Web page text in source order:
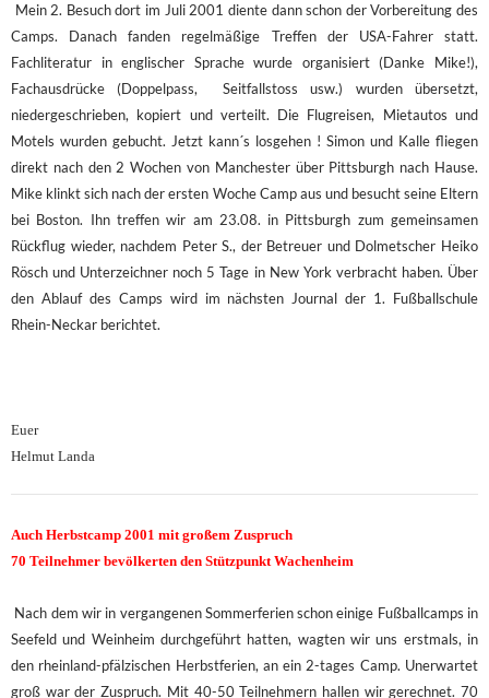
Mein 2. Besuch dort im Juli 2001 diente dann schon der Vorbereitung des
Camps. Danach fanden regelmäßige Treffen der USA-Fahrer statt.
Fachliteratur in englischer Sprache wurde organisiert (Danke Mike!),
Fachausdrücke (Doppelpass, Seitfallstoss usw.) wurden übersetzt,
niedergeschrieben, kopiert und verteilt. Die Flugreisen, Mietautos und
Motels wurden gebucht. Jetzt kann´s losgehen ! Simon und Kalle fliegen
direkt nach den 2 Wochen von Manchester über Pittsburgh nach Hause.
Mike klinkt sich nach der ersten Woche Camp aus und besucht seine Eltern
bei Boston. Ihn treffen wir am 23.08. in Pittsburgh zum gemeinsamen
Rückflug wieder, nachdem Peter S., der Betreuer und Dolmetscher Heiko
Rösch und Unterzeichner noch 5 Tage in New York verbracht haben. Über
den Ablauf des Camps wird im nächsten Journal der 1. Fußballschule
Rhein-Neckar berichtet.
Euer
Helmut Landa
Auch Herbstcamp 2001 mit großem Zuspruch
70 Teilnehmer bevölkerten den Stützpunkt Wachenheim
Nach dem wir in vergangenen Sommerferien schon einige Fußballcamps in
Seefeld und Weinheim durchgeführt hatten, wagten wir uns erstmals, in
den rheinland-pfälzischen Herbstferien, an ein 2-tages Camp. Unerwartet
groß war der Zuspruch. Mit 40-50 Teilnehmern hallen wir gerechnet. 70